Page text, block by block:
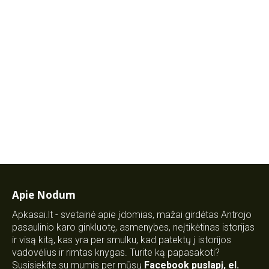
Apie Nodum
Apkasai.lt - svetainė apie įdomias, mažai girdėtas Antrojo
pasaulinio karo ginkluotę, asmenybes, neįtikėtinas istorijas
ir visą kitą, kas yra per smulku, kad patektų į istorijos
vadovėlius ir rimtas knygas. Turite ką papasakoti?
Susisiekite su mumis per mūsų Facebook puslapį, el.